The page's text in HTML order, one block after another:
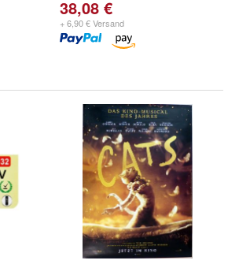
38,08 €
+ 6,90 € Versand